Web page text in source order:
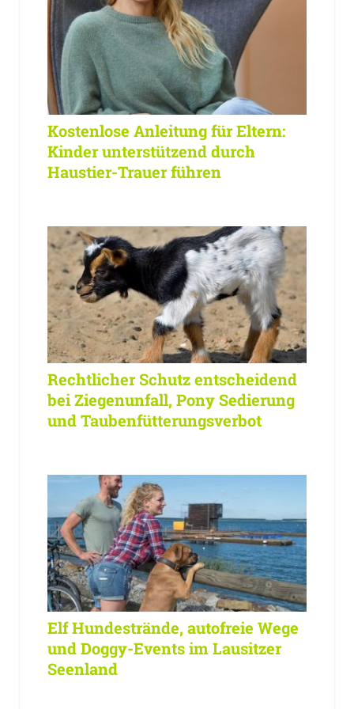
Kostenlose Anleitung für Eltern:
Kinder unterstützend durch
Haustier-Trauer führen
Rechtlicher Schutz entscheidend
bei Ziegenunfall, Pony Sedierung
und Taubenfütterungsverbot
Elf Hundestrände, autofreie Wege
und Doggy-Events im Lausitzer
Seenland